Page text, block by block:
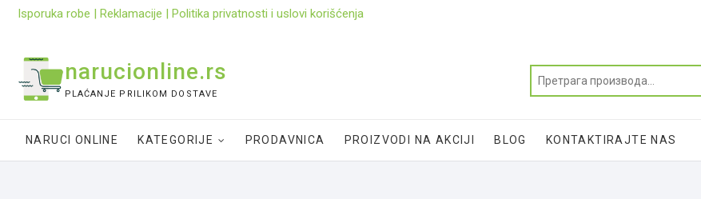
SkipIsporuka robe | Reklamacije | Politika privatnosti i uslovi korišćenja
narucionline.rs
PLAĆANJE PRILIKOM DOSTAVE
NARUCI ONLINE KATEGORIJE PRODAVNICA PROIZVODI NA AKCIJI BLOG KONTAKTIRAJTE NAS